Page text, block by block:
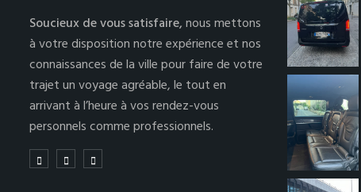
Soucieux de vous satisfaire,nous mettons
à votre disposition notre expérience et nos
connaissances de la ville pour faire de votre
trajet un voyage agréable, le tout en
arrivant à l’heure à vos rendez-vous
personnels comme professionnels.